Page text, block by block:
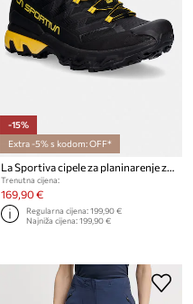
-15%
Extra -5% s kodom: OFF*
La Sportiva cipele za planinarenje za muškarce Ultra Raptor 3
Trenutna cijena:
169,90 €
Regularna cijena:199,90 €
Najniža cijena:199,90 €